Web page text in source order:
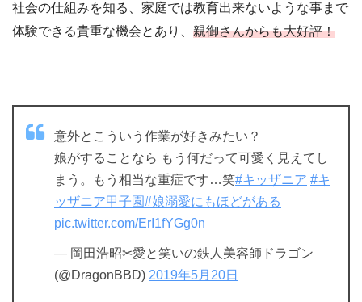
社会の仕組みを知る、家庭では教育出来ないような事まで
体験できる貴重な機会とあり、 親御さんからも大好評！
意外とこういう作業が好きみたい？
娘がすることなら もう何だって可愛く見えてし
まう。もう相当な重症です…笑#キッザニア #キ
ッザニア甲子園#娘溺愛にもほどがある
pic.twitter.com/ErI1fYGg0n
— 岡田浩昭✂︎愛と笑いの鉄人美容師ドラゴン
(@DragonBBD) 2019年5月20日